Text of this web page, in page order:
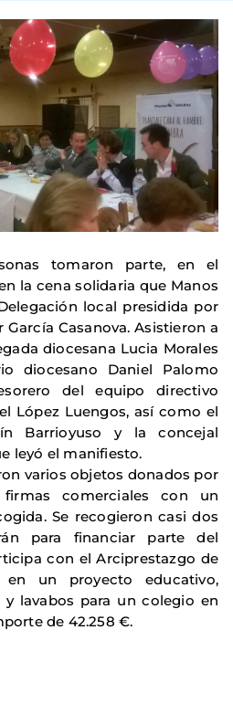
tomaron parte, en el
la cena solidaria que Manos
local presidida por
Casanova. Asistieron a
diocesana Lucia Morales
diocesano Daniel Palomo
del equipo directivo
López Luengos, así como el
Barrioyuso y la concejal
leyó el manifiesto.
varios objetos donados por
comerciales con un
Se recogieron casi dos
para financiar parte del
con el Arciprestazgo de
en un proyecto educativo,
lavabos para un colegio en
de 42.258 €.